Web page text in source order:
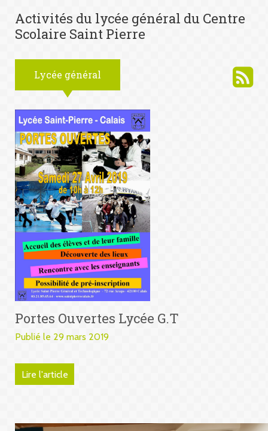
Activités du lycée général du Centre
Scolaire Saint Pierre
Lycée général
Portes Ouvertes Lycée G.T
Publié le 29 mars 2019
Lire l'article